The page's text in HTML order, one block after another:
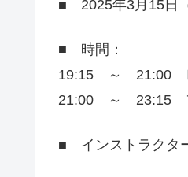
■ 2025年3月15日
■ 時間：
19:15 ～ 21:00
21:00 ～ 23:15
■ インストラクタ